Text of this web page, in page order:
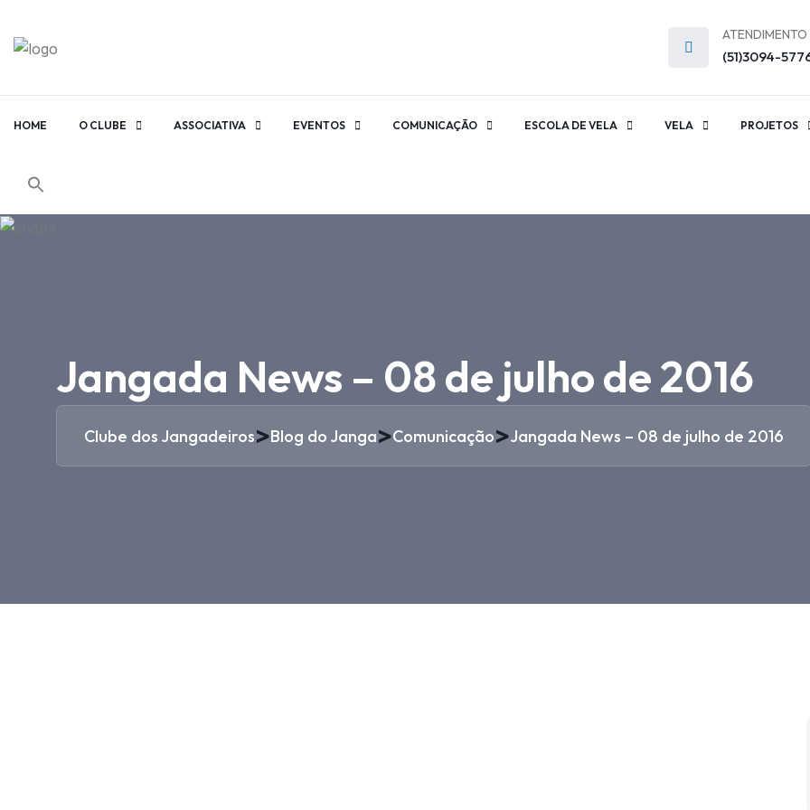
ATENDIMENTO
(51)3094-
HOME O CLUBE ASSOCIATIVA EVENTOS COMUNICAÇÃO ESCOLA DE VELA VELA PROJETOS
Jangada News – 08 de julho de 2016
Clube dos Jangadeiros>Blog do Janga>Comunicação>Jangada News – 08 de julho de 2016